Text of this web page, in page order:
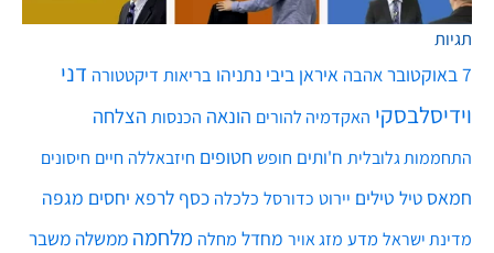
תגיות
7 באוקטובר אהבה איראן ביבי נתניהו בריאות דיקטטורה דני
וידיסלבסקי האקדמיה להורים הונאה הכנסות הצלחה
התחממות גלובלית ח'ותים חופש חטופים חיזבאללה חיים חיסונים
חמאס טיל טילים יירוט כדורסל כלכלה כסף לרפא יחסים מגפה
מדינת ישראל מדע מזג אויר מחדל מחלה מלחמה ממשלה משבר